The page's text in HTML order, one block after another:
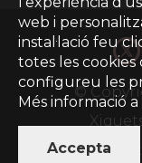
web i
instal·lació feu
totes les cookies
configureu les
Més informació
Accepta
©